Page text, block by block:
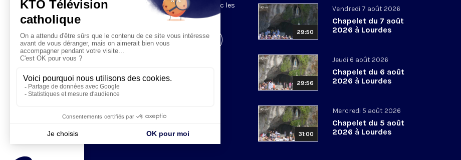
proposée en communion de prière avec les
Visiter la page de l'émission
29:50
Vendredi 7 août 2026
Chapelet du 7 août
2026 à Lourdes
29:56
Jeudi 6 août 2026
Chapelet du 6 août
2026 à Lourdes
31:00
Mercredi 5 août 2026
Chapelet du 5 août
2026 à Lourdes